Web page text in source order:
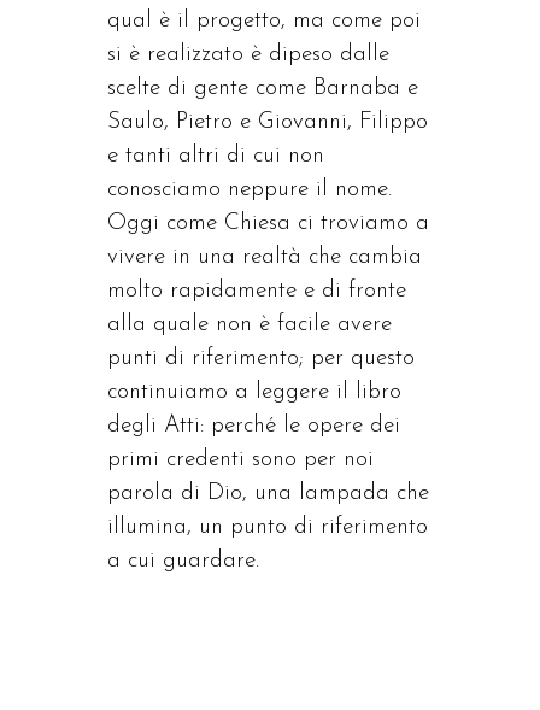
qual è il progetto, ma come poi
si è realizzato è dipeso dalle
scelte di gente come Barnaba e
Saulo, Pietro e Giovanni, Filippo
e tanti altri di cui non
conosciamo neppure il nome.
Oggi come Chiesa ci troviamo a
vivere in una realtà che cambia
molto rapidamente e di fronte
alla quale non è facile avere
punti di riferimento; per questo
continuiamo a leggere il libro
degli Atti: perché le opere dei
primi credenti sono per noi
parola di Dio, una lampada che
illumina, un punto di riferimento
a cui guardare.